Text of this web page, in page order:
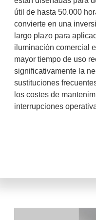
útil de hasta 50.000
convierte en una
largo plazo para
iluminación comercial
mayor tiempo de uso
significativamente la
sustituciones
los costes de
interrupciones